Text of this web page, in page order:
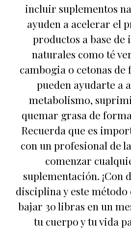
incluir suplementos
ayuden a acelerar el
productos a base de
naturales como té
cambogia o cetonas de
pueden ayudarte a
metabolismo,
quemar grasa de
Recuerda que es
con un profesional de
comenzar
suplementación. ¡Con
disciplina y este
bajar 30 libras en un
tu cuerpo y tu vida